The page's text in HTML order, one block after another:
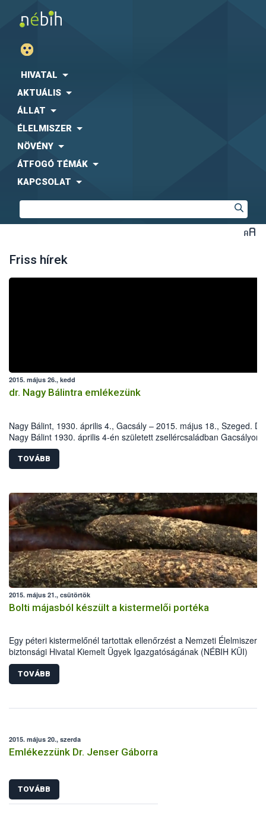
HIVATAL
AKTUÁLIS
ÁLLAT
ÉLELMISZER
NÖVÉNY
ÁTFOGÓ TÉMÁK
KAPCSOLAT
Friss hírek
2015. május 26., kedd
dr. Nagy Bálintra emlékezünk
Nagy Bálint, 1930. április 4., Gacsály – 2015. május 18., Szeged. Dr.
Nagy Bálint 1930. április 4-én született zsellércsaládban Gacsályon.
Iskoláit szülőfalujában, majd az Eszterházy Kertészeti
később a harkovi (Szovjetunió) Dokucsájev Mezőgazdasági
Növényvédelmi Fakultásán végezte.
TOVÁBB
2015. május 21., csütörtök
Bolti májasból készült a kistermelői portéka
Egy péteri kistermelőnél tartottak ellenőrzést a Nemzeti
biztonsági Hivatal Kiemelt Ügyek Igazgatóságának (NÉBIH KÜI)
szakemberei április közepén. A helyszínen tapasztalt számos
szabálytalanság miatt mintegy 5700 kg alapanyag, félkész- és
késztermék forgalomból történő kivonását és megsemmisítését
TOVÁBB
2015. május 20., szerda
Emlékezzünk Dr. Jenser Gáborra
TOVÁBB